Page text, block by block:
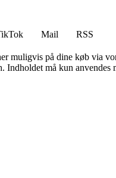
Mail
RSS
muligvis på dine køb via
må kun anvendes